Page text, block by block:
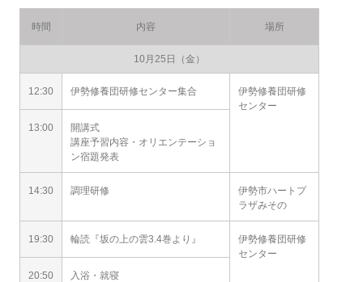
時間 内容 場所
10月25日（金）
12:30 伊勢修養団研修センター集合
伊勢修養団研修
センター
13:00
開講式
講座予習内容・オリエンテーショ
ン宿題発表
14:30 調理研修
伊勢市ハートプ
ラザみその
19:30 輪読『坂の上の雲3.4巻より』
伊勢修養団研修
センター
20:50
入浴・就寝